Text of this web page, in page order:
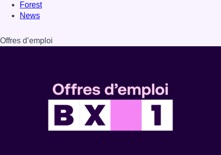
Forest
News
Offres d’emploi